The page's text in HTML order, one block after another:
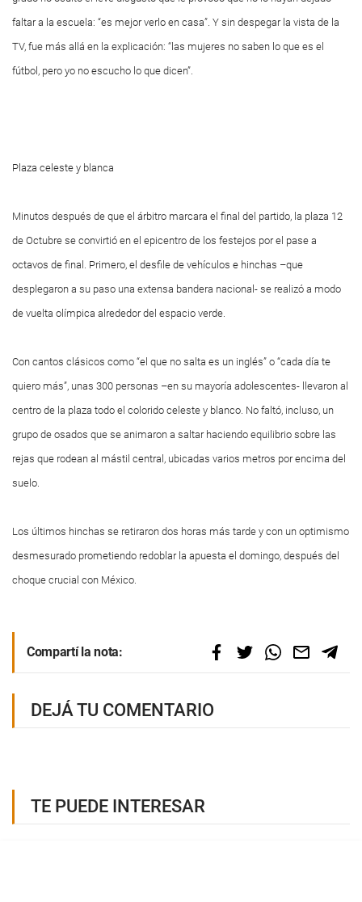
faltar a la escuela: “es mejor verlo en casa”. Y sin despegar la vista de la
TV, fue más allá en la explicación: “las mujeres no saben lo que es el
fútbol, pero yo no escucho lo que dicen”.
Plaza celeste y blanca
Minutos después de que el árbitro marcara el final del partido, la plaza 12
de Octubre se convirtió en el epicentro de los festejos por el pase a
octavos de final. Primero, el desfile de vehículos e hinchas –que
desplegaron a su paso una extensa bandera nacional- se realizó a modo
de vuelta olímpica alrededor del espacio verde.
Con cantos clásicos como “el que no salta es un inglés” o “cada día te
quiero más”, unas 300 personas –en su mayoría adolescentes- llevaron al
centro de la plaza todo el colorido celeste y blanco. No faltó, incluso, un
grupo de osados que se animaron a saltar haciendo equilibrio sobre las
rejas que rodean al mástil central, ubicadas varios metros por encima del
suelo.
Los últimos hinchas se retiraron dos horas más tarde y con un optimismo
desmesurado prometiendo redoblar la apuesta el domingo, después del
choque crucial con México.
Compartí la nota:
DEJÁ TU COMENTARIO
TE PUEDE INTERESAR